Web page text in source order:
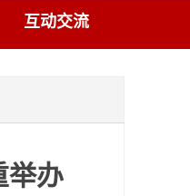
互动交流
举办